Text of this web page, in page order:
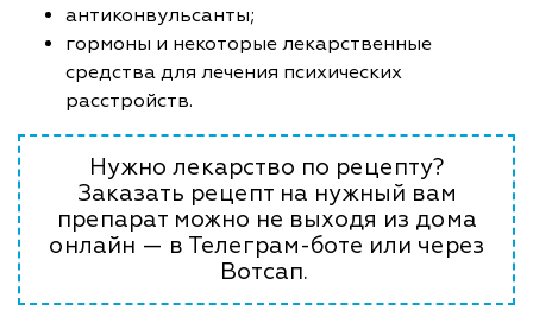
антиконвульсанты;
гормоны и некоторые лекарственные
средства для лечения психических
расстройств.
Нужно лекарство по рецепту?
Заказать рецепт на нужный вам
препарат можно не выходя из дома
онлайн — в Телеграм-боте или через
Вотсап.